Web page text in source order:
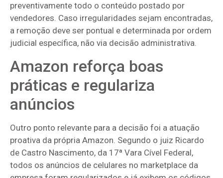
preventivamente todo o conteúdo postado por
vendedores. Caso irregularidades sejam encontradas,
a remoção deve ser pontual e determinada por ordem
judicial específica, não via decisão administrativa.
Amazon reforça boas
práticas e regulariza
anúncios
Outro ponto relevante para a decisão foi a atuação
proativa da própria Amazon. Segundo o juiz Ricardo
de Castro Nascimento, da 17ª Vara Cível Federal,
todos os anúncios de celulares no marketplace da